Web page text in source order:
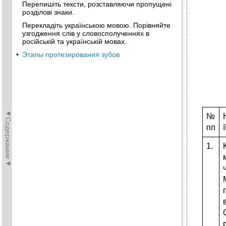
◄Содержание◄
Перепишіть тексти, розставляючи пропущені
розділові знаки.
Перекладіть українською мовою. Порівняйте
узгодження слів у словосполученнях в
російській та українській мовах.
• Этапы протезирования зубов
№
пп
1.